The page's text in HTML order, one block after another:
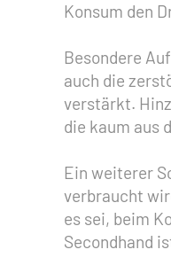
Konsum den
Besondere
auch die
verstärkt.
die kaum aus
Ein weiterer
verbraucht
es sei, beim
Secondhand